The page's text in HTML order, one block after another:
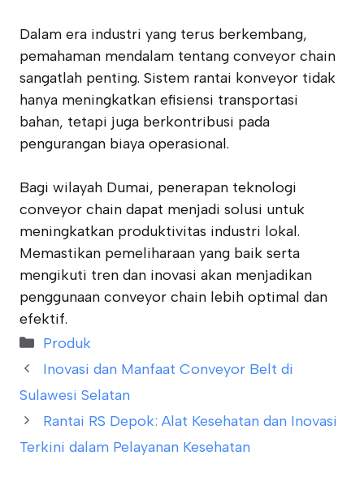
Dalam era industri yang terus berkembang,
pemahaman mendalam tentang conveyor chain
sangatlah penting. Sistem rantai konveyor tidak
hanya meningkatkan efisiensi transportasi
bahan, tetapi juga berkontribusi pada
pengurangan biaya operasional.
Bagi wilayah Dumai, penerapan teknologi
conveyor chain dapat menjadi solusi untuk
meningkatkan produktivitas industri lokal.
Memastikan pemeliharaan yang baik serta
mengikuti tren dan inovasi akan menjadikan
penggunaan conveyor chain lebih optimal dan
efektif.
Categories
Produk
Inovasi dan Manfaat Conveyor Belt di
Sulawesi Selatan
Rantai RS Depok: Alat Kesehatan dan Inovasi
Terkini dalam Pelayanan Kesehatan